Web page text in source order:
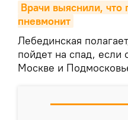
Врачи выяснили, что
пневмонит
Лебединская
пойдет на спад,
Москве и